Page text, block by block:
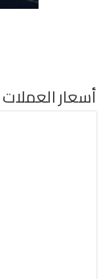
أسعار العملات